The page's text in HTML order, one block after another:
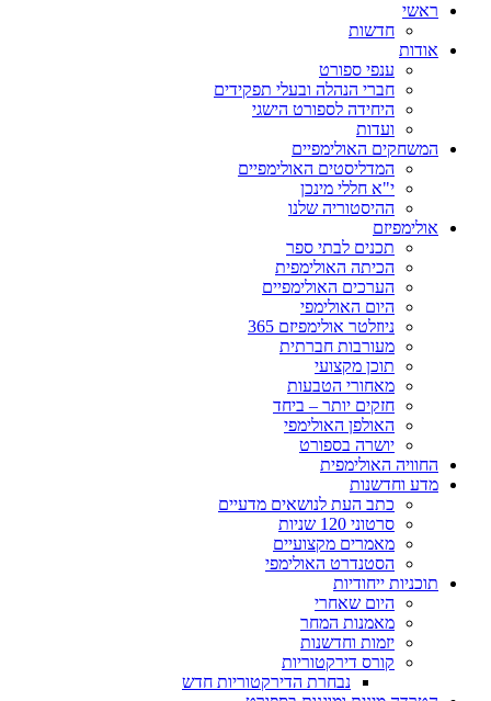
ראשי
חדשות
אודות
ענפי ספורט
חברי הנהלה ובעלי תפקידים
היחידה לספורט הישגי
ועדות
המשחקים האולימפיים
המדליסטים האולימפיים
י"א חללי מינכן
ההיסטוריה שלנו
אולימפיזם
תכנים לבתי ספר
הכיתה האולימפית
הערכים האולימפיים
היום האולימפי
ניוזלטר אולימפיזם 365
מעורבות חברתית
תוכן מקצועי
מאחורי הטבעות
חזקים יותר – ביחד
האולפן האולימפי
יושרה בספורט
החוויה האולימפית
מדע וחדשנות
כתב העת לנושאים מדעיים
סרטוני 120 שניות
מאמרים מקצועיים
הסטנדרט האולימפי
תוכניות ייחודיות
היום שאחרי
מאמנות המחר
יזמות וחדשנות
קורס דירקטוריות
נבחרת הדירקטוריות חדש